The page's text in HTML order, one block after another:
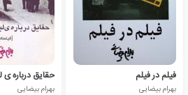
فیلم در فیلم
بهرام بیضایی بهرام بیضایی